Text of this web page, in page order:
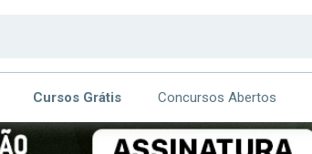
Cursos Grátis Concursos Abertos